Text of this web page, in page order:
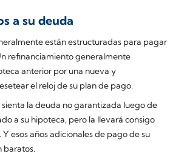
a su deuda
están estructuradas para pagar
refinanciamiento generalmente
anterior por una nueva y
el reloj de su plan de pago.
sienta la deuda no garantizada luego de
a su hipoteca, pero la llevará consigo
esos años adicionales de pago de su
baratos.